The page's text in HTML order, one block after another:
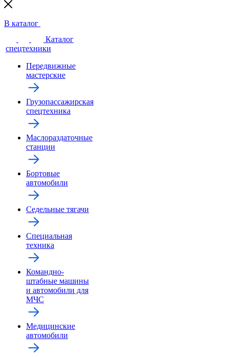
В каталог
Каталог
спецтехники
Передвижные
мастерские
Грузопассажирская
спецтехника
Маслораздаточные
станции
Бортовые
автомобили
Седельные тягачи
Специальная
техника
Командно-
штабные машины
и автомобили для
МЧС
Медицинские
автомобили